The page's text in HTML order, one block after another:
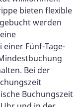
bieten flexible
werden
Fünf-Tage-
Bei der
Buchungszeit